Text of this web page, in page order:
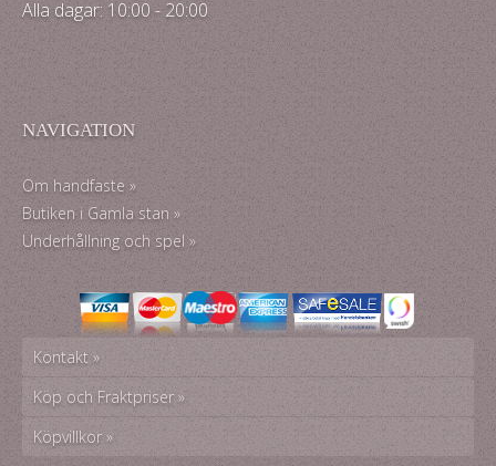
Alla dagar: 10:00 - 20:00
NAVIGATION
Om handfaste »
Butiken i Gamla stan »
Underhållning och spel »
Kontakt »
Köp och Fraktpriser »
Köpvillkor »